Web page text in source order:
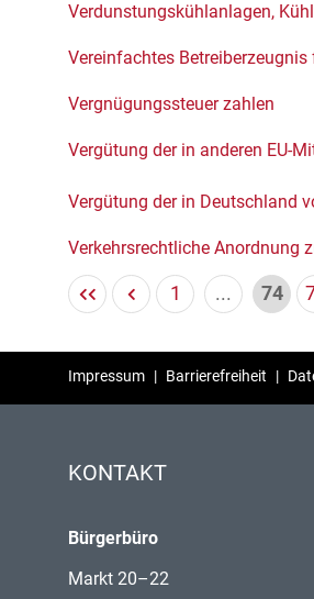
Verdunstungskühlanlagen,
Vereinfachtes
Vergnügungssteuer zahlen
Vergütung der in anderen EU-
Vergütung der in Deutschland
Verkehrsrechtliche Anordnung
1 ... 74
Impressum | Barrierefreiheit |
KONTAKT
Bürgerbüro
Markt 20–22